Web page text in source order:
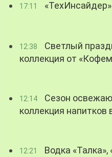
17:11
12:38
Светлый
коллекция от
12:14
Сезон
коллекция напитков
12:21
Водка